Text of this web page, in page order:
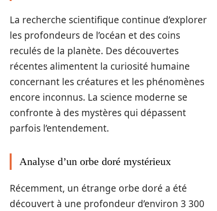
La recherche scientifique continue d’explorer
les profondeurs de l’océan et des coins
reculés de la planète. Des découvertes
récentes alimentent la curiosité humaine
concernant les créatures et les phénomènes
encore inconnus. La science moderne se
confronte à des mystères qui dépassent
parfois l’entendement.
Analyse d’un orbe doré mystérieux
Récemment, un étrange orbe doré a été
découvert à une profondeur d’environ 3 300